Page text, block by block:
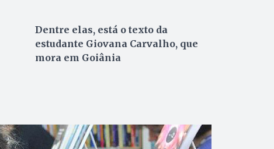
Dentre elas, está o texto da
estudante Giovana Carvalho, que
mora em Goiânia